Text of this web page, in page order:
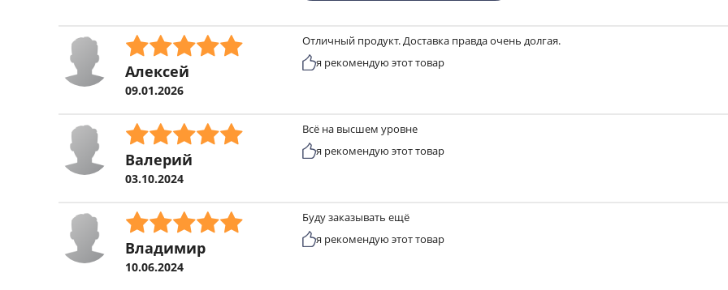
Алексей
09.01.2026
Отличный продукт. Доставка правда очень долгая.
я рекомендую этот товар
Валерий
03.10.2024
Всё на высшем уровне
я рекомендую этот товар
Владимир
10.06.2024
Буду заказывать ещё
я рекомендую этот товар